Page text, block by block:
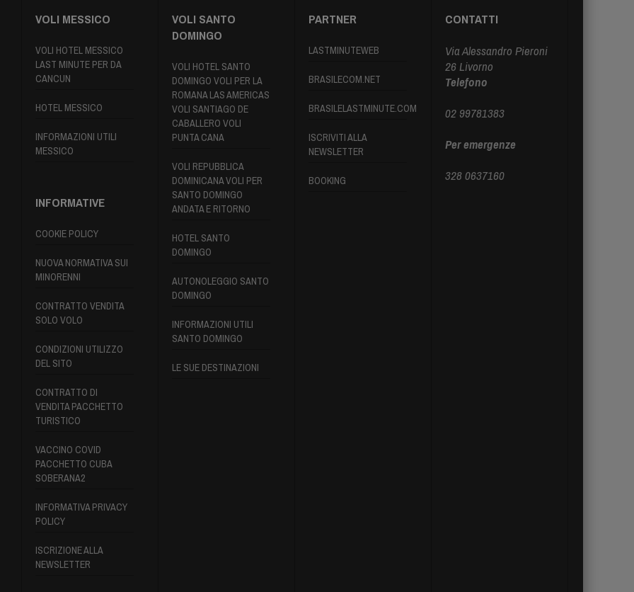
VOLI MESSICO
VOLI HOTEL MESSICO
LAST MINUTE PER DA
CANCUN
HOTEL MESSICO
INFORMAZIONI UTILI
MESSICO
INFORMATIVE
COOKIE POLICY
NUOVA NORMATIVA SUI
MINORENNI
CONTRATTO VENDITA
SOLO VOLO
CONDIZIONI UTILIZZO
DEL SITO
CONTRATTO DI
VENDITA PACCHETTO
TURISTICO
VACCINO COVID
PACCHETTO CUBA
SOBERANA2
INFORMATIVA PRIVACY
POLICY
ISCRIZIONE ALLA
NEWSLETTER
VOLI SANTO
DOMINGO
VOLI HOTEL SANTO
DOMINGO VOLI PER LA
ROMANA LAS AMERICAS
VOLI SANTIAGO DE
CABALLERO VOLI
PUNTA CANA
VOLI REPUBBLICA
DOMINICANA VOLI PER
SANTO DOMINGO
ANDATA E RITORNO
HOTEL SANTO
DOMINGO
AUTONOLEGGIO SANTO
DOMINGO
INFORMAZIONI UTILI
SANTO DOMINGO
LE SUE DESTINAZIONI
PARTNER
LASTMINUTEWEB
BRASILECOM.NET
BRASILELASTMINUTE.COM
ISCRIVITI ALLA
NEWSLETTER
BOOKING
CONTATTI
Via Alessandro Pieroni
26 Livorno
Telefono
02 99781383
Per emergenze
328 0637160